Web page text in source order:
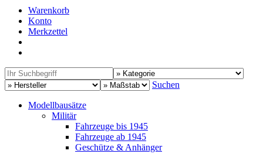
Warenkorb
Konto
Merkzettel
Suchen
Modellbausätze
Militär
Fahrzeuge bis 1945
Fahrzeuge ab 1945
Geschütze & Anhänger